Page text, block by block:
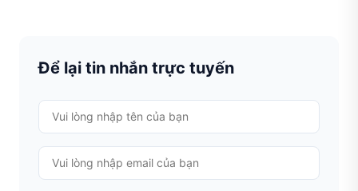
Để lại tin nhắn trực tuyến